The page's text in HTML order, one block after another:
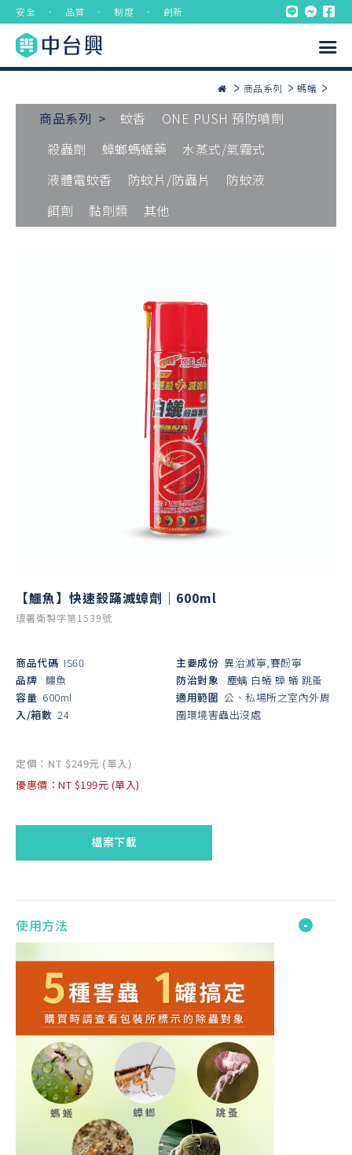
安全 ． 品質 ． 制度 ． 創新
商品系列 螞蟻
商品系列 > 蚊香
ONE PUSH 預防噴劑
殺蟲劑
蟑螂螞蟻藥
水蒸式/氣霧式
液體電蚊香
防蚊片/防蟲片
防蚊液
餌劑
黏劑類 其他
【鱷魚】快速殺蹣滅蟑劑｜600ml
環署衛製字第1539號
商品代碼 IS60
品牌 鱷魚
容量 600ml
入/箱數 24
主要成份 異治滅寧,賽酚寧
防治對象
塵螨 白蟻 蟑 蟻 跳蚤
適用範圍 公、私場所之室內外周
圍環境害蟲出沒處
定價：NT $249元 (單入)
優惠價：NT $199元 (單入)
檔案下載
使用方法